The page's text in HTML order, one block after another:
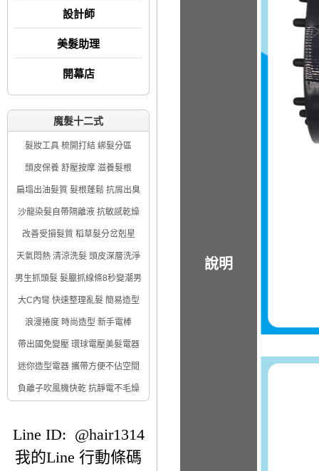
設計師
美髮助理
開幕店
魔髮十二式
髮妝工具 梳開打結 綁髮分區
頭皮保養 舒壓按摩 滋養髮根
扁塌出油髮質 髮根蓬鬆 抗屑出臭
沙龍染髮自帶隔離液 抗敏感乾燥
改善受損髮質 稻草髮分岔剋星
天氣悶熱 清涼洗髮 頭皮深層洗淨
男生抓頭髮 髮臘抓線條8秒變潮男
大C內彎 快速整理亂髮 簡易造型
浪漫捲度 時尚造型 新手電棒
帶出國免變壓 環球電壓美髮電器
迷你造型電器 攜帶方便不佔空間
負離子吹風機快乾 抗靜電不毛燥
Line ID: @hair1314
我的Line 行動條碼
說明